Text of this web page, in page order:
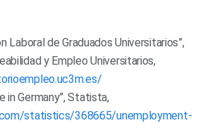
Laboral de Graduados Universitarios”,
y Empleo Universitarios,
in Germany”, Statista,
statistics/368665/unemployment-